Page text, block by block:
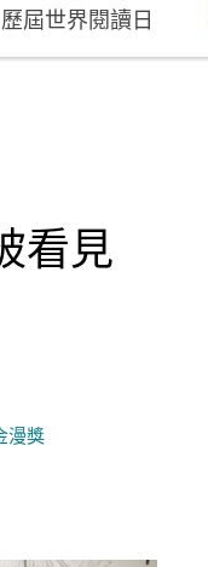
歷屆世界閱讀日
看見
漫獎